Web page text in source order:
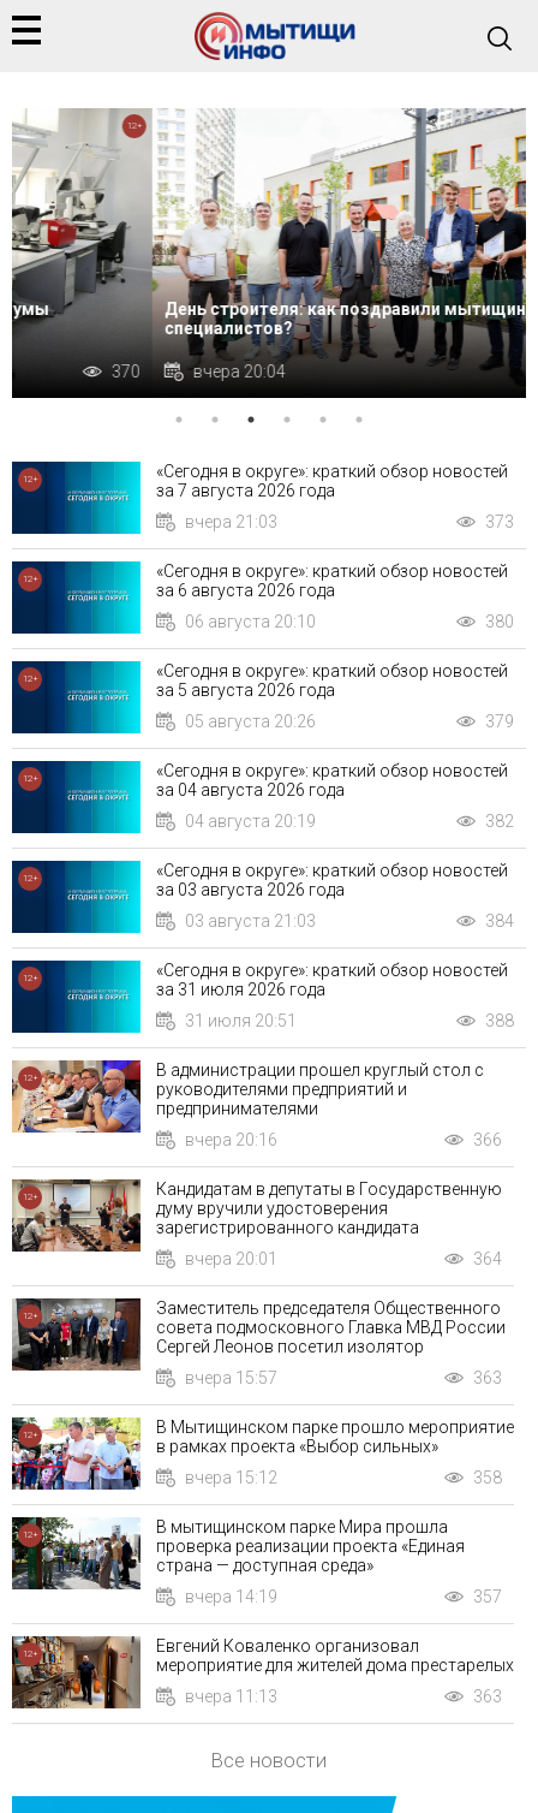
День строителя: как поздравили мытищинских
специалистов?
вчера 20:04 367
«Сегодня в округе»: краткий обзор новостей
за 7 августа 2026 года
вчера 21:03
373
12+
«Сегодня в округе»: краткий обзор новостей
за 6 августа 2026 года
06 августа 20:10
380
12+
«Сегодня в округе»: краткий обзор новостей
за 5 августа 2026 года
05 августа 20:26
379
12+
«Сегодня в округе»: краткий обзор новостей
за 04 августа 2026 года
04 августа 20:19
382
12+
«Сегодня в округе»: краткий обзор новостей
за 03 августа 2026 года
03 августа 21:03
384
12+
«Сегодня в округе»: краткий обзор новостей
за 31 июля 2026 года
31 июля 20:51
388
12+
В администрации прошел круглый стол с
руководителями предприятий и
предпринимателями
вчера 20:16
366
12+
Кандидатам в депутаты в Государственную
думу вручили удостоверения
зарегистрированного кандидата
вчера 20:01
364
12+
Заместитель председателя Общественного
совета подмосковного Главка МВД России
Сергей Леонов посетил изолятор
вчера 15:57
363
12+
В Мытищинском парке прошло мероприятие
в рамках проекта «Выбор сильных»
вчера 15:12
358
12+
В мытищинском парке Мира прошла
проверка реализации проекта «Единая
страна — доступная среда»
вчера 14:19
357
12+
Евгений Коваленко организовал
мероприятие для жителей дома престарелых
вчера 11:13
363
12+
Все новости